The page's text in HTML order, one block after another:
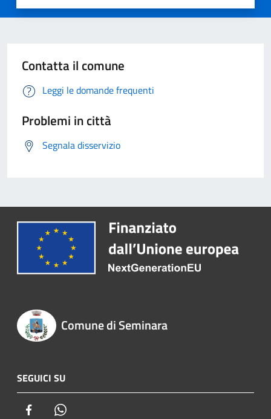
Contatta il comune
Leggi le domande frequenti
Problemi in città
Segnala disservizio
Comune di Seminara
SEGUICI SU
Facebook